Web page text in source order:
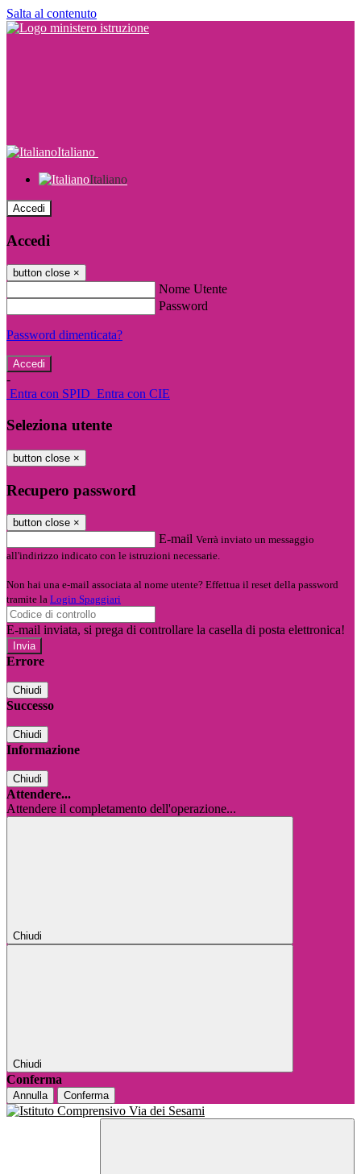
Salta al contenuto
Italiano
Italiano
Accedi
Accedi
button close ×
Nome Utente
Password
Password dimenticata?
-
Entra con SPID Entra con CIE
Seleziona utente
button close ×
Recupero password
button close ×
E-mail Verrà inviato un messaggio
all'indirizzo indicato con le istruzioni necessarie.
Non hai una e-mail associata al nome utente? Effettua il reset della password
tramite la Login Spaggiari
E-mail inviata, si prega di controllare la casella di posta elettronica!
Errore
Chiudi
Successo
Chiudi
Informazione
Chiudi
Attendere...
Attendere il completamento dell'operazione...
Chiudi
Chiudi
Conferma
Annulla Conferma